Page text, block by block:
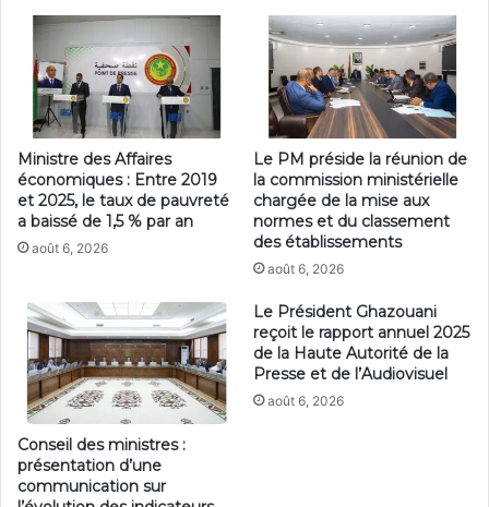
Ministre des Affaires
économiques : Entre 2019
et 2025, le taux de pauvreté
a baissé de 1,5 % par an
août 6, 2026
Le PM préside la réunion de
la commission ministérielle
chargée de la mise aux
normes et du classement
des établissements
août 6, 2026
Conseil des ministres :
présentation d’une
communication sur
Le Président Ghazouani
reçoit le rapport annuel 2025
de la Haute Autorité de la
Presse et de l’Audiovisuel
août 6, 2026